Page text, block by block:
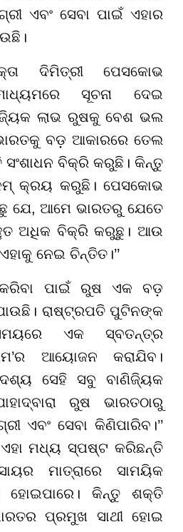
ଏବଂ ସେବା ପାଇଁ ଏହାର
ଦିମିତ୍ରୀ ପେସକୋଭ
ସୂଚନା ଦେଇ
ଲାଭ ରୁଷକୁ ବେଶ ଭଲ
ବଡ଼ ଆକାରରେ ତେଲ
ସଂଶାଧନ ବିକ୍ରି କରୁଛି। କିନ୍ତୁ
କ୍ରୟ କରୁଛି। ପେସକୋଭ
ଯେ, ଆମେ ଭାରତରୁ ଯେତେ
ଅଧିକ ବିକ୍ରି କରୁଛୁ। ଆଉ
ନେଇ ଚିନ୍ତିତ।’’
କରିବା ପାଇଁ ରୁଷ ଏକ ବଡ଼
ରାଷ୍ଟ୍ରପତି ପୁଟିନଙ୍କ
ଏକ ସ୍ବତନ୍ତ୍ର
ଆୟୋଜନ କରାଯିବ।
ସେହି ସବୁ ବାଣିଜ୍ୟିକ
ରୁଷ ଭାରତଠାରୁ
ଏବଂ ସେବା କିଣିପାରିବ।’’
ମଧ୍ୟ ସ୍ପଷ୍ଟ କରିଛନ୍ତି
ମାତ୍ରାରେ ସାମୟିକ
ହୋଇପାରେ। କିନ୍ତୁ ଶକ୍ତି
ପ୍ରମୁଖ ସାଥୀ ହୋଇ